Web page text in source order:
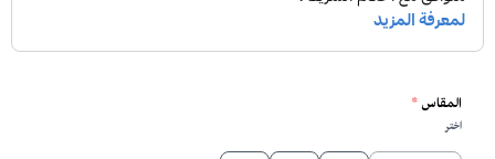
المقاس*
اختر